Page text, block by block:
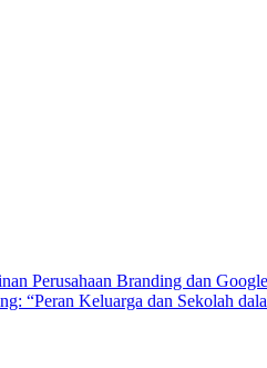
Branding dan Google Maps
Keluarga dan Sekolah dalam